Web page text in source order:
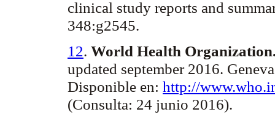
clinical study reports and
348:g2545.
12. World Health
updated september 2016. Geneva
Disponible en: http://
(Consulta: 24 junio 2016).